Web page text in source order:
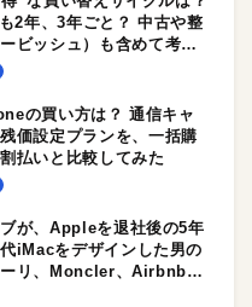
2年、3年ごと？ 中古や整
ビッシュ）も含めて考察
の買い方は？ 通信キャ
価設定プランを、一括購
払いと比較してみた
が、Appleを退社後の5年
iMacをデザインした男の
リ、Moncler、Airbnb、
？